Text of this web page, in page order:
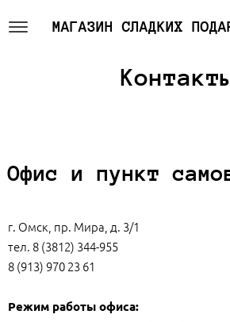
МАГАЗИН СЛАДКИХ
Офис и пункт
г. Омск, пр. Мира, д. 3/1
тел. 8 (3812) 344-955
8 (913) 970 23 61
Режим работы офиса: